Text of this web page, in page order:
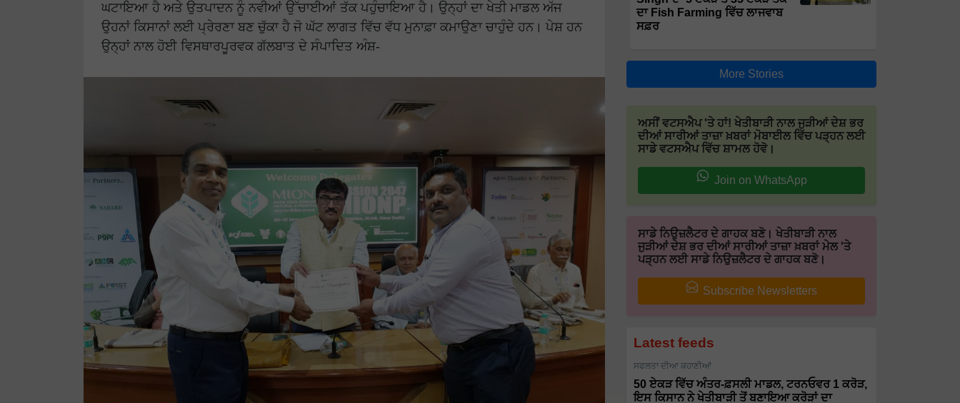
ਘਟਾਇਆ ਹੈ ਅਤੇ ਉਤਪਾਦਨ ਨੂੰ ਨਵੀਆਂ ਉੱਚਾਈਆਂ ਤੱਕ ਪਹੁੰਚਾਇਆ ਹੈ। ਉਨ੍ਹਾਂ ਦਾ ਖੇਤੀ ਮਾਡਲ ਅੱਜ
ਉਹਨਾਂ ਕਿਸਾਨਾਂ ਲਈ ਪ੍ਰੇਰਣਾ ਬਣ ਚੁੱਕਾ ਹੈ ਜੋ ਘੱਟ ਲਾਗਤ ਵਿੱਚ ਵੱਧ ਮੁਨਾਫ਼ਾ ਕਮਾਉਣਾ ਚਾਹੁੰਦੇ ਹਨ। ਪੇਸ਼ ਹਨ
ਉਨ੍ਹਾਂ ਨਾਲ ਹੋਈ ਵਿਸਥਾਰਪੂਰਵਕ ਗੱਲਬਾਤ ਦੇ ਸੰਪਾਦਿਤ ਅੰਸ਼-
ਦਾ Fish Farming ਵਿੱਚ ਲਾਜਵਾਬ
ਸਫ਼ਰ
More Stories
ਅਸੀਂ ਵਟਸਐਪ 'ਤੇ ਹਾਂ! ਖੇਤੀਬਾੜੀ ਨਾਲ ਜੁੜੀਆਂ ਦੇਸ਼ ਭਰ
ਦੀਆਂ ਸਾਰੀਆਂ ਤਾਜ਼ਾ ਖ਼ਬਰਾਂ ਮੋਬਾਈਲ ਵਿੱਚ ਪੜ੍ਹਨ ਲਈ
ਸਾਡੇ ਵਟਸਐਪ ਵਿੱਚ ਸ਼ਾਮਲ ਹੋਵੋ।
Join on WhatsApp
ਸਾਡੇ ਨਿਉਜ਼ਲੈਟਰ ਦੇ ਗਾਹਕ ਬਣੋ। ਖੇਤੀਬਾੜੀ ਨਾਲ
ਜੁੜੀਆਂ ਦੇਸ਼ ਭਰ ਦੀਆਂ ਸਾਰੀਆਂ ਤਾਜ਼ਾ ਖ਼ਬਰਾਂ ਮੇਲ 'ਤੇ
ਪੜ੍ਹਨ ਲਈ ਸਾਡੇ ਨਿਉਜ਼ਲੈਟਰ ਦੇ ਗਾਹਕ ਬਣੋ।
Subscribe Newsletters
Latest feeds
ਸਫਲਤਾ ਦੀਆ ਕਹਾਣੀਆਂ
50 ਏਕੜ ਵਿੱਚ ਅੰਤਰ-ਫ਼ਸਲੀ ਮਾਡਲ, ਟਰਨਓਵਰ 1 ਕਰੋੜ,
ਇਸ ਕਿਸਾਨ ਨੇ ਖੇਤੀਬਾੜੀ ਤੋਂ ਬਣਾਇਆ ਕਰੋੜਾਂ ਦਾ